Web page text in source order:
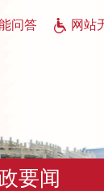
网站
问答
要闻